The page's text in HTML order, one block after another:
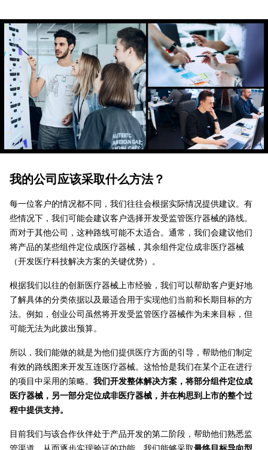
我的公司应该采取什么方法？
每一位客户的情况都不同，我们往往会根据实际情况提供建议。有
些情况下，我们可能会建议客户选择开发受监管医疗器械的路线。
而对于其他公司，这种路线可能不太适合。通常，我们会建议他们
将产品的某些组件定位成医疗器械，其余组件定位成非医疗器械
（开发医疗科技解决方案的关键优势）。
根据我们以往的创新医疗器械上市经验，我们可以帮助客户更好地
了解具体的分类依据以及最适合用于实现他们当前和长期目标的方
法。例如，创业公司虽然将开发受监管医疗器械作为未来目标，但
可能无法为此拨出预算。
所以，我们能做的就是为他们提供医疗方面的引导，帮助他们制定
有效的路线图来开发互连医疗器械。这恰恰是我们在某个正在进行
的项目中采用的策略。 我们开发整体解决方案，将部分组件定位成
医疗器械，另一部分定位成非医疗器械，并在构思到上市的整个过
程中提供支持。
目前我们与该合作伙伴处于产品开发的第二阶段，帮助他们熟悉监